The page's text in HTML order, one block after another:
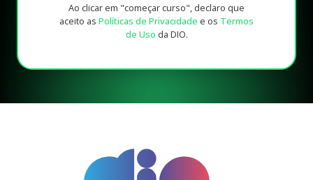
Ao clicar em "começar curso", declaro que
aceito as Políticas de Privacidade e os Termos
de Uso da DIO.